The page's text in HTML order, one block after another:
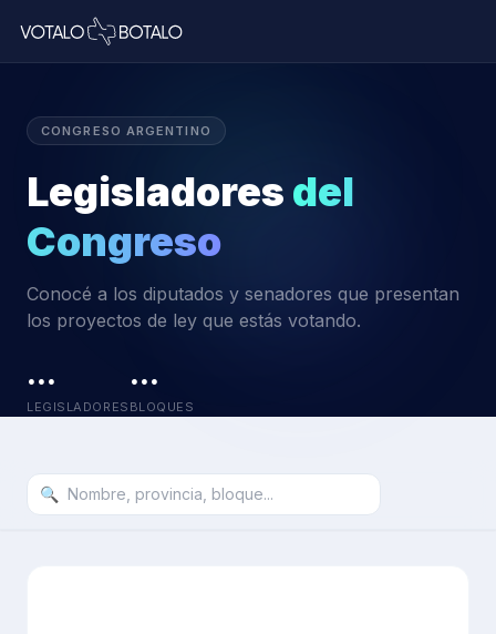
CONGRESO ARGENTINO
Legisladores del
Congreso
Conocé a los diputados y senadores que presentan
los proyectos de ley que estás votando.
···
LEGISLADORES
···
BLOQUES
🔍